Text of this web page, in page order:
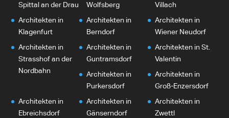
Spittal an der Drau
Wolfsberg
Villach
Architekten in
Klagenfurt
Architekten in
Berndorf
Architekten in
Wiener Neudorf
Architekten in
Strasshof an der
Nordbahn
Architekten in
Guntramsdorf
Architekten in St.
Valentin
Architekten in
Purkersdorf
Architekten in
Groß-Enzersdorf
Architekten in
Ebreichsdorf
Architekten in
Gänserndorf
Architekten in
Zwettl